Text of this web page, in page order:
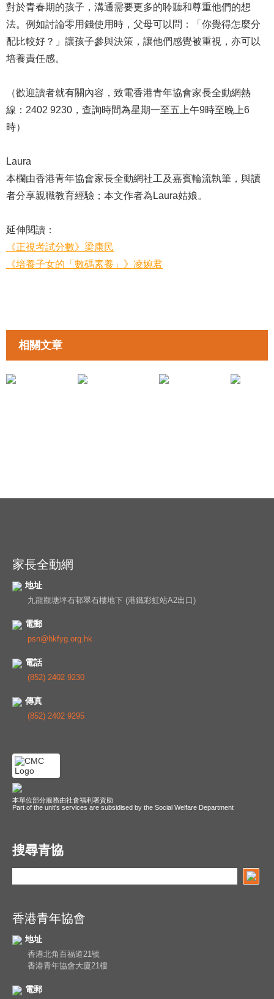
對於青春期的孩子，溝通需要更多的聆聽和尊重他們的想
法。例如討論零用錢使用時，父母可以問：「你覺得怎麼分
配比較好？」讓孩子參與決策，讓他們感覺被重視，亦可以
培養責任感。
（歡迎讀者就有關內容，致電香港青年協會家長全動網熱
線：2402 9230，查詢時間為星期一至五上午9時至晚上6
時）
Laura
本欄由香港青年協會家長全動網社工及嘉賓輪流執筆，與讀
者分享親職教育經驗；本文作者為Laura姑娘。
延伸閱讀：
《正視考試分數》梁康民
《培養子女的「數碼素養」》凌婉君
相關文章
拉近親子距離
家長全動網
地址
九龍觀塘坪石邨翠石樓地下 (港鐵彩虹站A2出口)
電郵
psn@hkfyg.org.hk
電話
(852) 2402 9230
傳真
(852) 2402 9295
本單位部分服務由社會福利署資助
Part of the unit's services are subsidised by the Social Welfare Department
搜尋青協
香港青年協會
地址
香港北角百福道21號
香港青年協會大廈21樓
電郵